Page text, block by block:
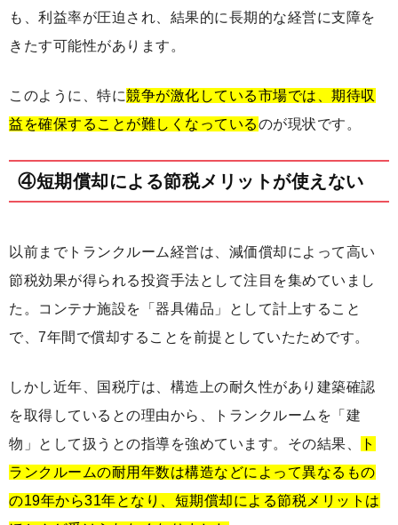
も、利益率が圧迫され、結果的に長期的な経営に支障を
きたす可能性があります。
このように、特に競争が激化している市場では、期待収
益を確保することが難しくなっているのが現状です。
④短期償却による節税メリットが使えない
以前までトランクルーム経営は、減価償却によって高い
節税効果が得られる投資手法として注目を集めていまし
た。コンテナ施設を「器具備品」として計上すること
で、7年間で償却することを前提としていたためです。
しかし近年、国税庁は、構造上の耐久性があり建築確認
を取得しているとの理由から、トランクルームを「建
物」として扱うとの指導を強めています。その結果、
ト
ランクルームの耐用年数は構造などによって異なるもの
の19年から31年となり、短期償却による節税メリットは